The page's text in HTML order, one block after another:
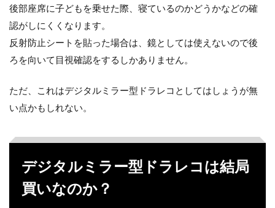
後部座席に子どもを乗せた際、寝ているのかどうかなどの確
認がしにくくなります。
反射防止シートを貼った場合は、鏡としては使えないので後
ろを向いて目視確認をするしかありません。
ただ、これはデジタルミラー型ドラレコとしてはしょうが無
い点かもしれない。
デジタルミラー型ドラレコは結局
買いなのか？